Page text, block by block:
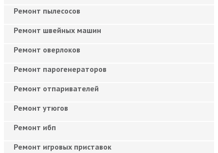
Ремонт пылесосов
Ремонт швейных машин
Ремонт оверлоков
Ремонт парогенераторов
Ремонт отпаривателей
Ремонт утюгов
Ремонт ибп
Ремонт игровых приставок